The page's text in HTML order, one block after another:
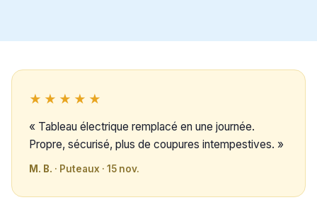
★★★★★
« Tableau électrique remplacé en une journée.
Propre, sécurisé, plus de coupures intempestives. »
M. B. · Puteaux · 15 nov.